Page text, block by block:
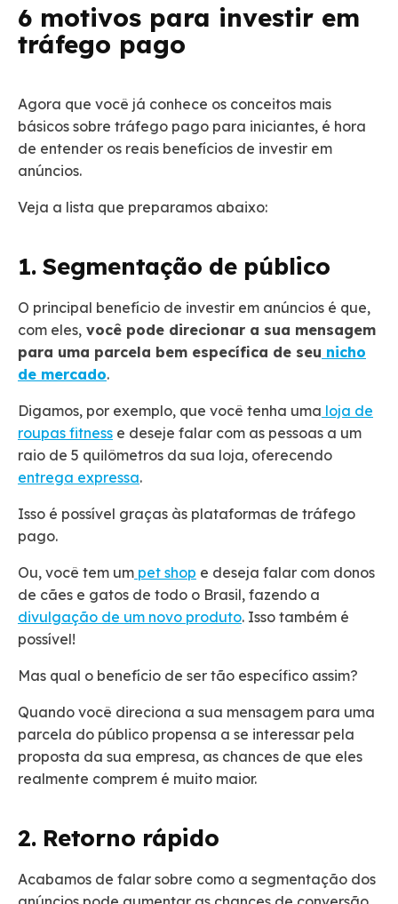
6 motivos para investir em
tráfego pago
Agora que você já conhece os conceitos mais
básicos sobre tráfego pago para iniciantes, é hora
de entender os reais benefícios de investir em
anúncios.
Veja a lista que preparamos abaixo:
1. Segmentação de público
O principal benefício de investir em anúncios é que,
com eles, você pode direcionar a sua mensagem
para uma parcela bem específica de seu nicho
de mercado.
Digamos, por exemplo, que você tenha uma loja de
roupas fitness e deseje falar com as pessoas a um
raio de 5 quilômetros da sua loja, oferecendo
entrega expressa.
Isso é possível graças às plataformas de tráfego
pago.
Ou, você tem um pet shop e deseja falar com donos
de cães e gatos de todo o Brasil, fazendo a
divulgação de um novo produto. Isso também é
possível!
Mas qual o benefício de ser tão específico assim?
Quando você direciona a sua mensagem para uma
parcela do público propensa a se interessar pela
proposta da sua empresa, as chances de que eles
realmente comprem é muito maior.
2. Retorno rápido
Acabamos de falar sobre como a segmentação dos